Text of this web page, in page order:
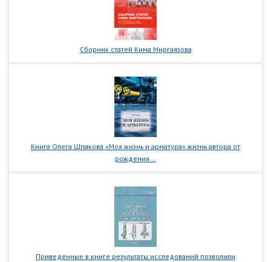
Сборник статей Кима Миргаязова
Книга Олега Шпакова «Моя жизнь и арматура» жизнь автора от
рождения...
Приведенные в книге результаты исследований позволили